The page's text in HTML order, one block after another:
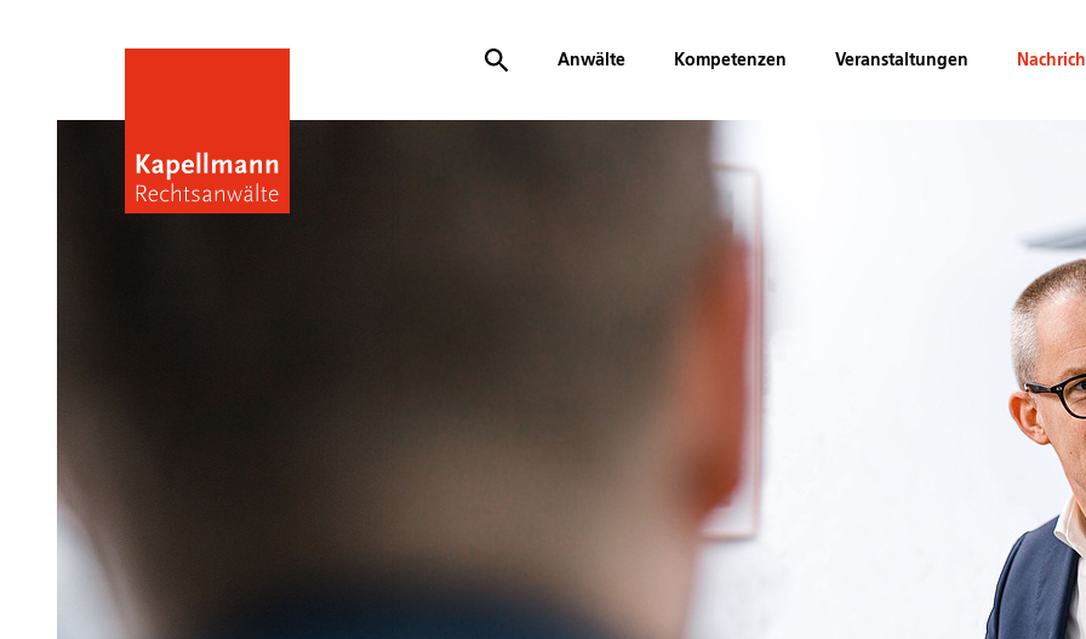
Anwälte Kompetenzen Veranstaltungen